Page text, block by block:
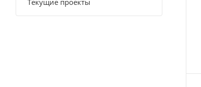
Текущие проекты